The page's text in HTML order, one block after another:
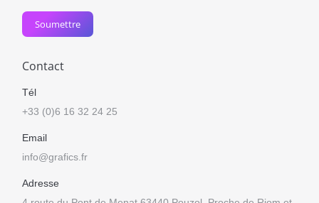
Soumettre
Contact
Tél
+33 (0)6 16 32 24 25
Email
info@grafics.fr
Adresse